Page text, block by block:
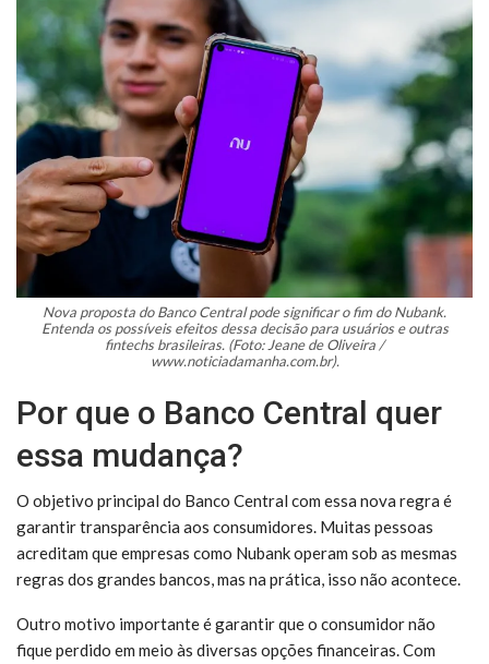
Nova proposta do Banco Central pode significar o fim do Nubank.
Entenda os possíveis efeitos dessa decisão para usuários e outras
fintechs brasileiras. (Foto: Jeane de Oliveira /
www.noticiadamanha.com.br).
Por que o Banco Central quer
essa mudança?
O objetivo principal do Banco Central com essa nova regra é
garantir transparência aos consumidores. Muitas pessoas
acreditam que empresas como Nubank operam sob as mesmas
regras dos grandes bancos, mas na prática, isso não acontece.
Outro motivo importante é garantir que o consumidor não
fique perdido em meio às diversas opções financeiras. Com